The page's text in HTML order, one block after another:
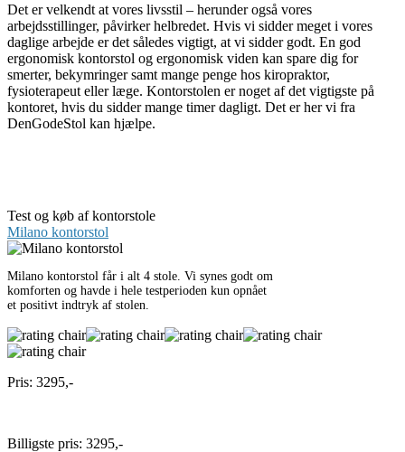
Det er velkendt at vores livsstil – herunder også vores
arbejdsstillinger, påvirker helbredet. Hvis vi sidder meget i vores
daglige arbejde er det således vigtigt, at vi sidder godt. En god
ergonomisk kontorstol og ergonomisk viden kan spare dig for
smerter, bekymringer samt mange penge hos kiropraktor,
fysioterapeut eller læge. Kontorstolen er noget af det vigtigste på
kontoret, hvis du sidder mange timer dagligt. Det er her vi fra
DenGodeStol kan hjælpe.
Test og køb af kontorstole
Milano kontorstol
Milano kontorstol får i alt 4 stole. Vi synes godt om
komforten og havde i hele testperioden kun opnået
et positivt indtryk af stolen.
Pris: 3295,-
Billigste pris: 3295,-